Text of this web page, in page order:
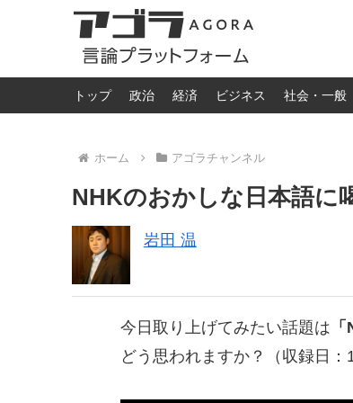
トップ 政治 経済 ビジネス 社会・一般
ホーム アゴラチャンネル
NHKのおかしな日本語に
岩田 温
今日取り上げてみたい話題は
どう思われますか？（収録日：